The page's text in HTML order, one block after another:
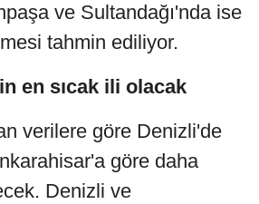
ve Sultandağı'nda ise
tahmin ediliyor.
en sıcak ili olacak
verilere göre Denizli'de
göre daha
Denizli ve